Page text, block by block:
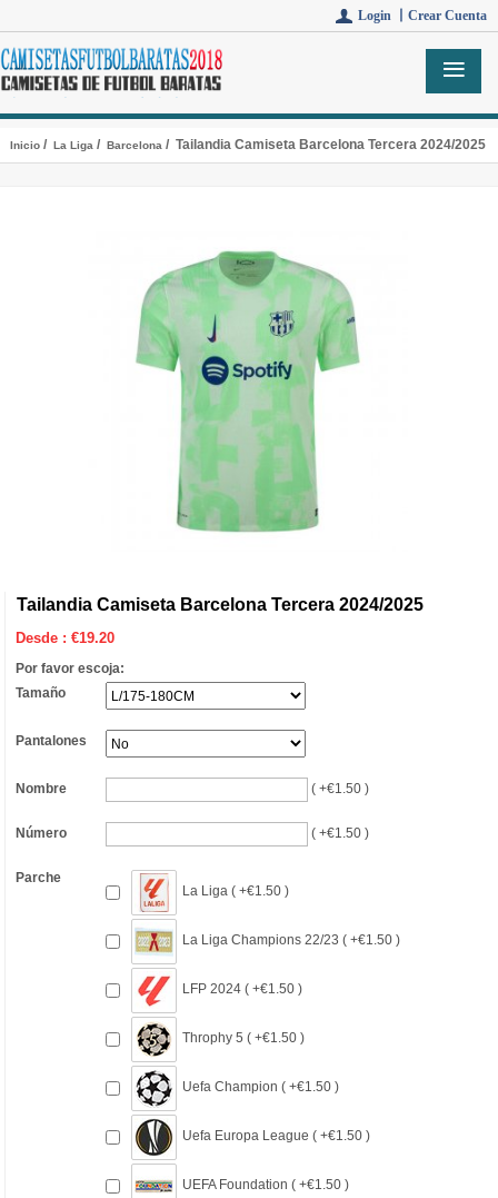
Login 丨 Crear Cuenta
Inicio/ La Liga/ Barcelona/ Tailandia Camiseta Barcelona Tercera 2024/2025
Tailandia Camiseta Barcelona Tercera 2024/2025
Desde :€19.20
Por favor escoja:
Tamaño
Pantalones
Nombre ( +€1.50 )
Número ( +€1.50 )
Parche
La Liga ( +€1.50 )
La Liga Champions 22/23 ( +€1.50 )
LFP 2024 ( +€1.50 )
Throphy 5 ( +€1.50 )
Uefa Champion ( +€1.50 )
Uefa Europa League ( +€1.50 )
UEFA Foundation ( +€1.50 )